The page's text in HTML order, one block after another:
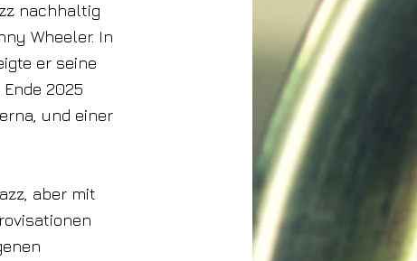
nachhaltig
Wheeler. In
er seine
2025
und einer
aber mit